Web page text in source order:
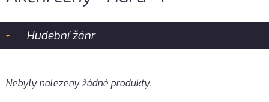
Hudební žánr
Nebyly nalezeny žádné produkty.